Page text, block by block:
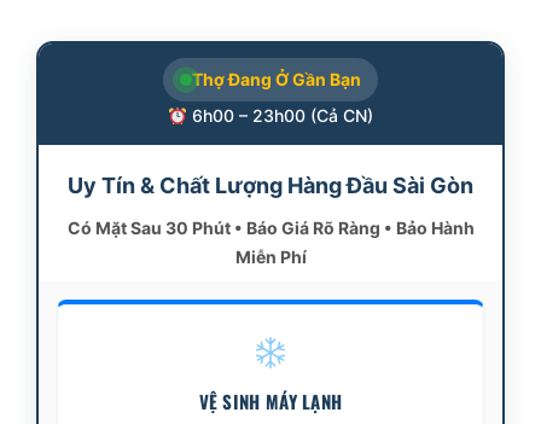
Thợ Đang Ở Gần Bạn
6h00 – 23h00 (Cả CN)
Uy Tín & Chất Lượng Hàng Đầu Sài Gòn
Có Mặt Sau 30 Phút • Báo Giá Rõ Ràng • Bảo Hành
Miễn Phí
VỆ SINH MÁY LẠNH